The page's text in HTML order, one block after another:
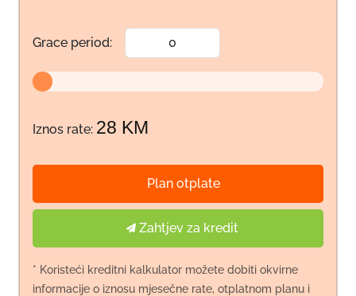
Grace period:
Iznos rate: 28 KM
Plan otplate
Zahtjev za kredit
* Koristeći kreditni kalkulator možete dobiti okvirne
informacije o iznosu mjesečne rate, otplatnom planu i